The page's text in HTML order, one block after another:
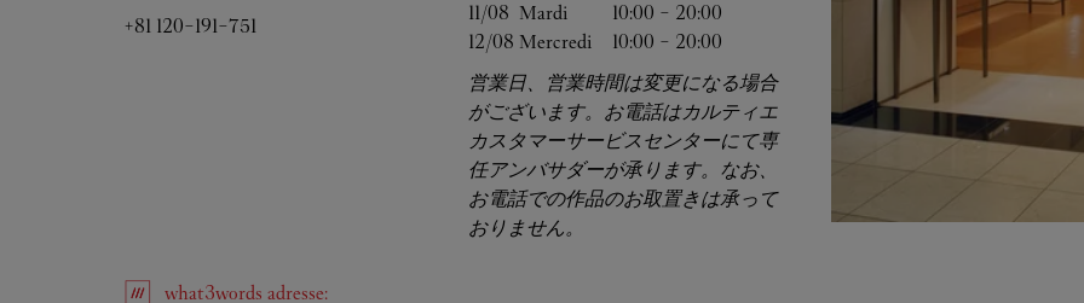
+81 120-191-751
11/08 Mardi 10:00 - 20:00
12/08 Mercredi 10:00 - 20:00
営業日、営業時間は変更になる場合
がございます。お電話はカルティエ
カスタマーサービスセンターにて専
任アンバサダーが承ります。なお、
お電話での作品のお取置きは承って
おりません。
what3words adresse: